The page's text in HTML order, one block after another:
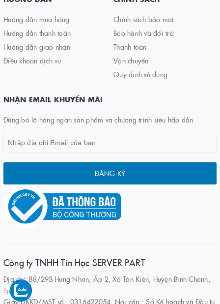
Hướng dẫn mua hàng
Hướng dẫn thanh toán
Hướng dẫn giao nhận
Điều khoản dịch vụ
Chính sách bảo mật
Bảo hành và đổi trả
Thanh toán
Vận chuyển
Quy định sử dụng
NHẬN EMAIL KHUYẾN MÃI
Đừng bỏ lỡ hàng ngàn sản phẩm và chương trình siêu hấp dẫn
ĐĂNG KÝ
Công ty TNHH Tin Học SERVER PART
Địa chỉ: B8/29B Hưng Nhơn, Ấp 2, Xã Tân Kiên, Huyện Bình Chánh,
Tp.HCM
Giấy ĐKKD/MST số : 0316422054. Nơi cấp : Sở Kế hoạch và Đầu tư